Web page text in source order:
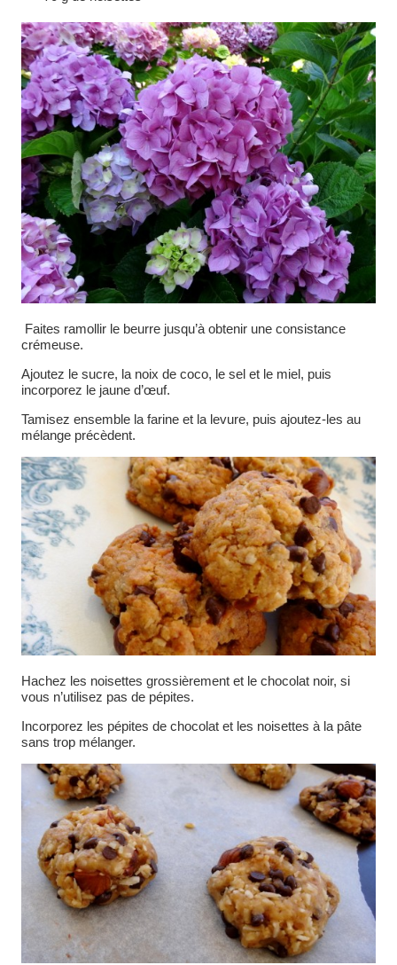
Faites ramollir le beurre jusqu’à obtenir une consistance
crémeuse.
Ajoutez le sucre, la noix de coco, le sel et le miel, puis
incorporez le jaune d’œuf.
Tamisez ensemble la farine et la levure, puis ajoutez-les au
mélange précèdent.
Hachez les noisettes grossièrement et le chocolat noir, si
vous n’utilisez pas de pépites.
Incorporez les pépites de chocolat et les noisettes à la pâte
sans trop mélanger.